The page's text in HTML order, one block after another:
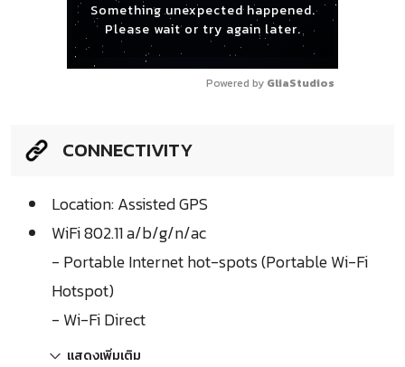
Something unexpected happened.
Please wait or try again later.
Powered by GliaStudios
CONNECTIVITY
Location: Assisted GPS
WiFi 802.11 a/b/g/n/ac
- Portable Internet hot-spots (Portable Wi-Fi
Hotspot)
- Wi-Fi Direct
แสดงเพิ่มเติม